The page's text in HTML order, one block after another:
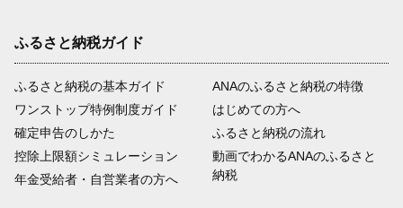
ふるさと納税ガイド
ふるさと納税の基本ガイド
ワンストップ特例制度ガイド
確定申告のしかた
控除上限額シミュレーション
年金受給者・自営業者の方へ
ANAのふるさと納税の特徴
はじめての方へ
ふるさと納税の流れ
動画でわかるANAのふるさと
納税